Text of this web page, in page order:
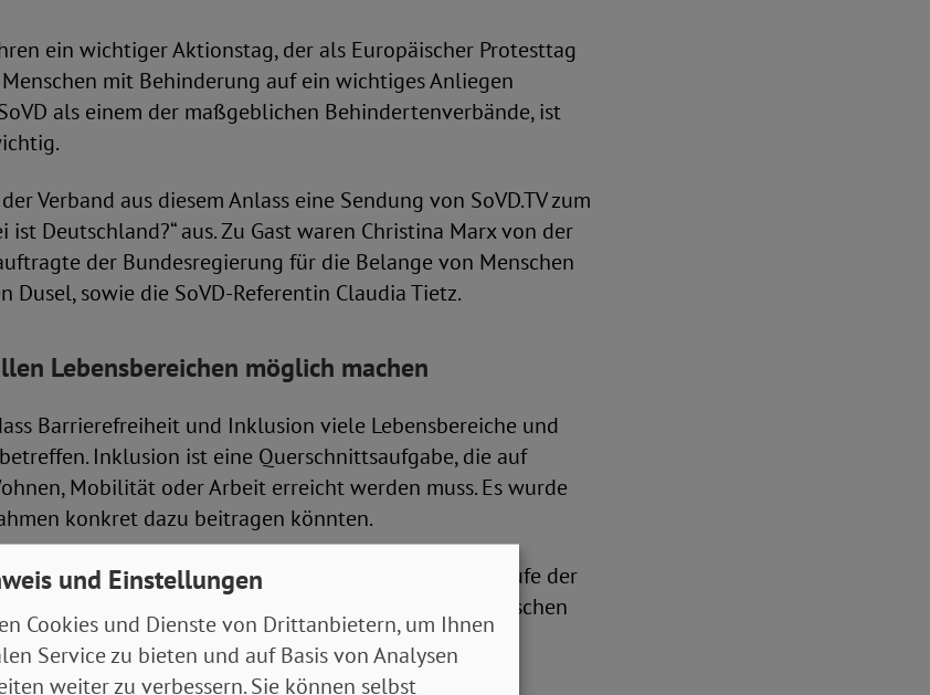
ein wichtiger Aktionstag, der als Europäischer Protesttag
mit Behinderung auf ein wichtiges Anliegen
als einem der maßgeblichen Behindertenverbände, ist
Verband aus diesem Anlass eine Sendung von SoVD.TV zum
ist Deutschland?“ aus. Zu Gast waren Christina Marx von der
der Bundesregierung für die Belange von Menschen
Dusel, sowie die SoVD-Referentin Claudia Tietz.
Lebensbereichen möglich machen
Barrierefreiheit und Inklusion viele Lebensbereiche und
Inklusion ist eine Querschnittsaufgabe, die auf
Mobilität oder Arbeit erreicht werden muss. Es wurde
konkret dazu beitragen könnten.
wichtigen Punkt heraus, dass eine vierte Stufe der
geschaffen werden solle, die gar keine Menschen
Er brachte dies auf die prägnante Formel: „Null
und Einstellungen
Cookies und Dienste von Drittanbietern, um Ihnen
Service zu bieten und auf Basis von Analysen
weiter zu verbessern. Sie können selbst